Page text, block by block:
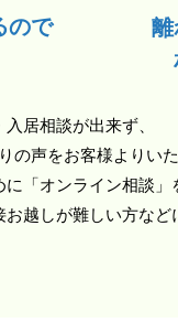
ので
離
居相談が出来ず、
の声をお客様よりい
「オンライン相談」
越しが難しい方な